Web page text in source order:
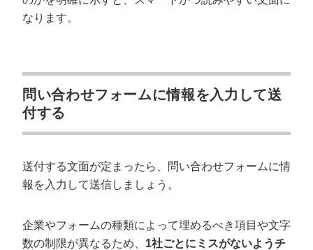
なります。
問い合わせフォームに情報を入力して送
付する
送付する文面が定まったら、問い合わせフォームに情
報を入力して送信しましょう。
企業やフォームの種類によって埋めるべき項目や文字
数の制限が異なるため、 1社ごとにミスがないようチ